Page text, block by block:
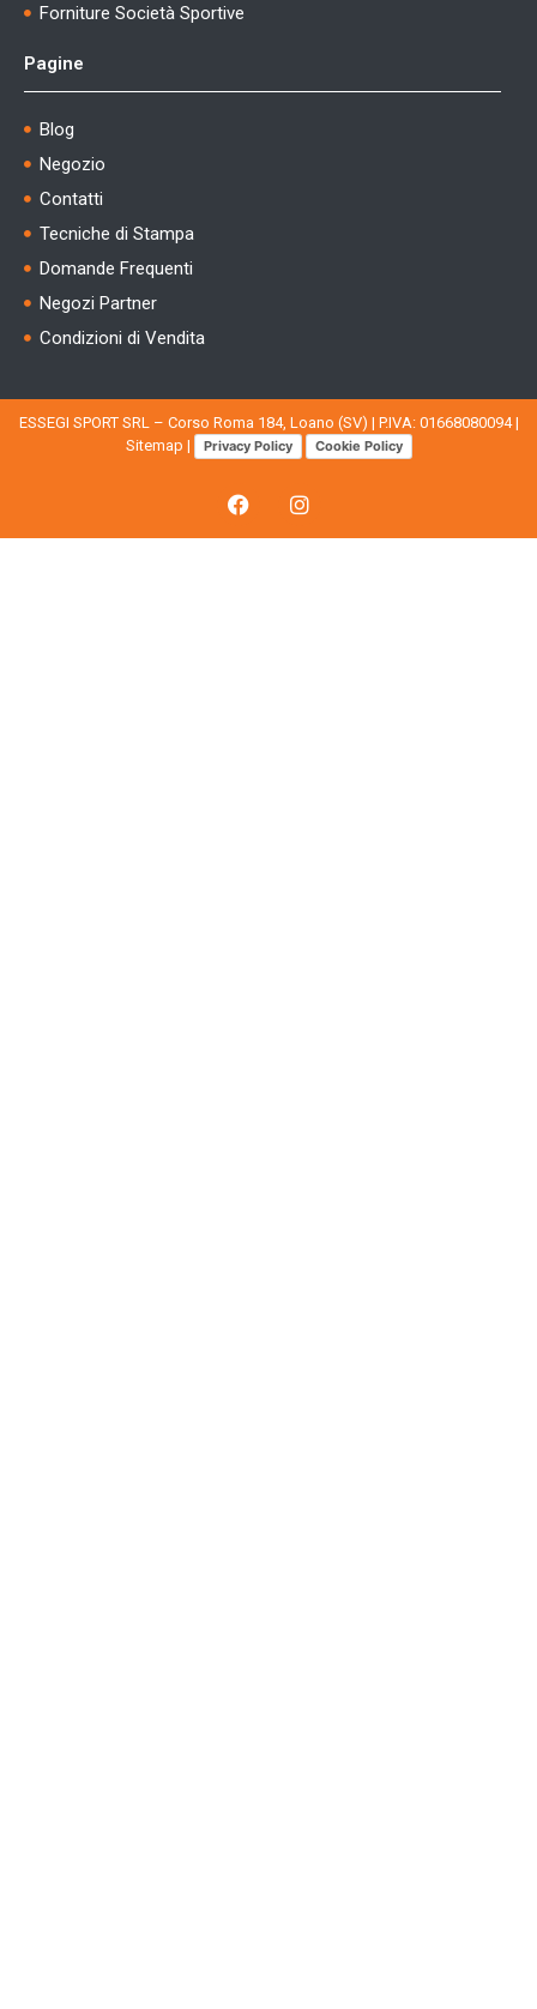
Forniture Società Sportive
Pagine
Blog
Negozio
Contatti
Tecniche di Stampa
Domande Frequenti
Negozi Partner
Condizioni di Vendita
ESSEGI SPORT SRL – Corso Roma 184, Loano (SV) | P.IVA: 01668080094 |
Sitemap | Privacy Policy Cookie Policy